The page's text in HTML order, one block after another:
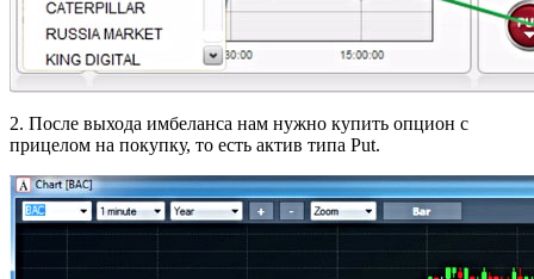
2. После выхода имбеланса нам нужно купить опцион с
прицелом на покупку, то есть актив типа Put.